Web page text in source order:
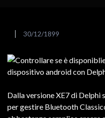
30/12/1899
Dalla versione XE7 di
per gestire Bluetooth